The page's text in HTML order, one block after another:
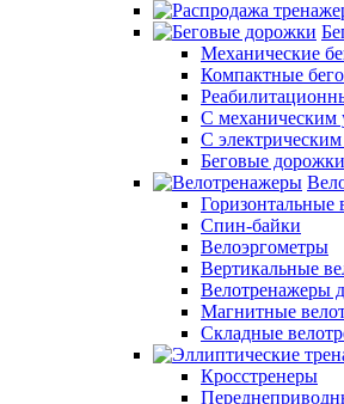
Механические
Компактные
С механическим
С
Беговые
Горизонтальные
Спин-байки
Велоэргометры
Вертикальные
Велотренажеры
Магнитные
Складные
Кросстренеры